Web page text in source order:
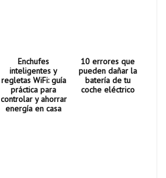
Enchufes
inteligentes y
regletas WiFi: guía
práctica para
controlar y ahorrar
energía en casa
10 errores que
pueden dañar la
batería de tu
coche eléctrico